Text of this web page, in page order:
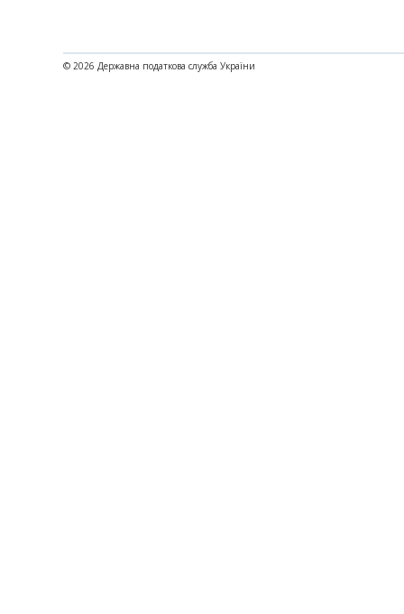
© 2026 Державна податкова служба України